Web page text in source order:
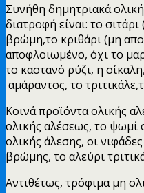
Συνήθη δημητριακά
διατροφή είναι: το
βρώμη,το κριθάρι (μη
αποφλοιωμένο, όχι το
το καστανό ρύζι, η
αμάραντος, το
Κοινά προϊόντα ολικής
ολικής αλέσεως, το ψωμί
ολικής άλεσης, οι
βρώμης, το αλεύρι
Αντιθέτως, τρόφιμα μη